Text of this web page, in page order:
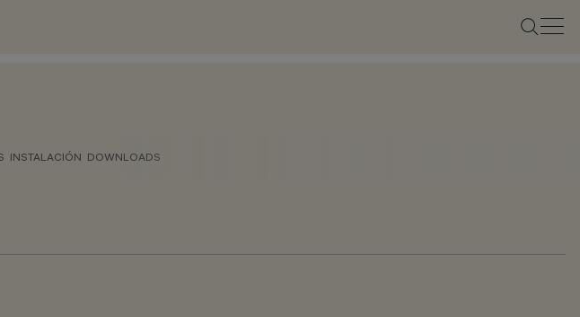
INSTALACIÓN DOWNLOADS